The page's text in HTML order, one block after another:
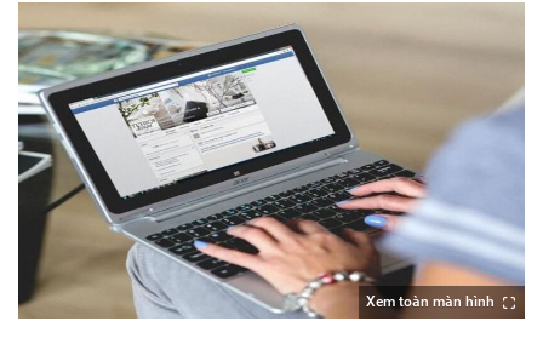
Xem toàn màn hình